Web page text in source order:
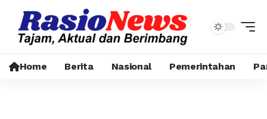
Home Berita Nasional Pemerintahan